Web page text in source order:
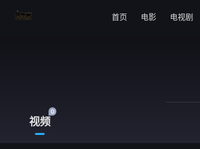
首页 电影 电视剧
视频
0